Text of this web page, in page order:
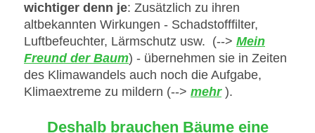
wichtiger denn je: Zusätzlich zu ihren
altbekannten Wirkungen - Schadstofffilter,
Luftbefeuchter, Lärmschutz usw. (--> Mein
Freund der Baum) - übernehmen sie in Zeiten
des Klimawandels auch noch die Aufgabe,
Klimaextreme zu mildern (--> mehr).
Deshalb brauchen Bäume eine